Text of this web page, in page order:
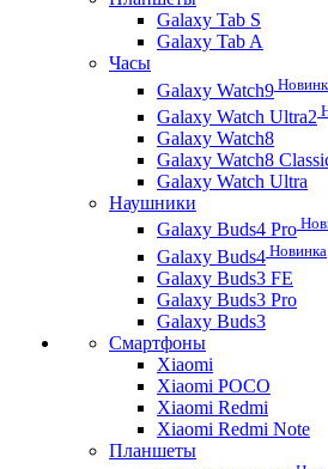
Galaxy Tab S
Galaxy Tab A
Часы
Galaxy Watch9
Galaxy Watch Ultra2
Galaxy Watch8
Galaxy Watch8
Galaxy Watch Ultra
Наушники
Galaxy Buds4 Pro
Galaxy Buds4 Новинка
Galaxy Buds3 FE
Galaxy Buds3 Pro
Galaxy Buds3
Смартфоны
Xiaomi
Xiaomi POCO
Xiaomi Redmi
Xiaomi Redmi Note
Планшеты